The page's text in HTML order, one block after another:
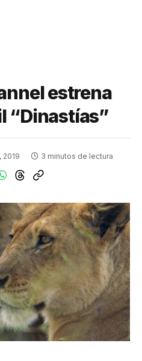
estrena
“Dinastías”
2019 3 minutos de lectura